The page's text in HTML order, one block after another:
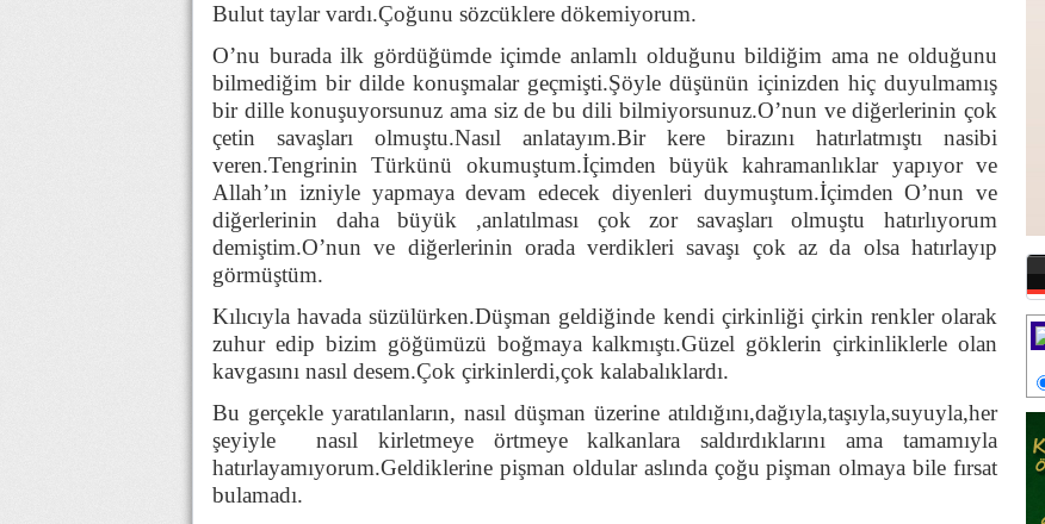
Bulut taylar vardı.Çoğunu sözcüklere dökemiyorum.
O’nu burada ilk gördüğümde içimde anlamlı olduğunu bildiğim ama ne olduğunu
bilmediğim bir dilde konuşmalar geçmişti.Şöyle düşünün içinizden hiç duyulmamış
bir dille konuşuyorsunuz ama siz de bu dili bilmiyorsunuz.O’nun ve diğerlerinin çok
çetin savaşları olmuştu.Nasıl anlatayım.Bir kere birazını hatırlatmıştı nasibi
veren.Tengrinin Türkünü okumuştum.İçimden büyük kahramanlıklar yapıyor ve
Allah’ın izniyle yapmaya devam edecek diyenleri duymuştum.İçimden O’nun ve
diğerlerinin daha büyük ,anlatılması çok zor savaşları olmuştu hatırlıyorum
demiştim.O’nun ve diğerlerinin orada verdikleri savaşı çok az da olsa hatırlayıp
görmüştüm.
Kılıcıyla havada süzülürken.Düşman geldiğinde kendi çirkinliği çirkin renkler olarak
zuhur edip bizim göğümüzü boğmaya kalkmıştı.Güzel göklerin çirkinliklerle olan
kavgasını nasıl desem.Çok çirkinlerdi,çok kalabalıklardı.
Bu gerçekle yaratılanların, nasıl düşman üzerine atıldığını,dağıyla,taşıyla,suyuyla,her
şeyiyle nasıl kirletmeye örtmeye kalkanlara saldırdıklarını ama tamamıyla
hatırlayamıyorum.Geldiklerine pişman oldular aslında çoğu pişman olmaya bile fırsat
bulamadı.